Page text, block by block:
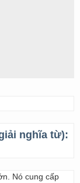
nghĩa từ):
Nó cung cấp